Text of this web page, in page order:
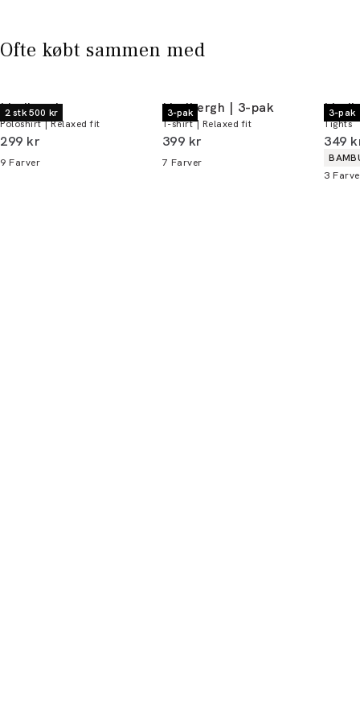
Ofte købt sammen med
2 stk 500 kr
Lindbergh
Poloshirt | Relaxed fit
I alt (inkl. rabat)
299 kr
9 Farver
3-pak
Lindbergh | 3-pak
T-shirt | Relaxed fit
I alt (inkl. rabat)
399 kr
7 Farver
3-pak
Tights
I alt
349
3